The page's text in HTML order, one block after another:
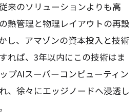
来のソリューションよりも高
熱管理と物理レイアウトの再設
し、アマゾンの資本投入と技術
れば、3年以内にこの技術はま
プAIスーパーコンピューティン
、徐々にエッジノードへ浸透し